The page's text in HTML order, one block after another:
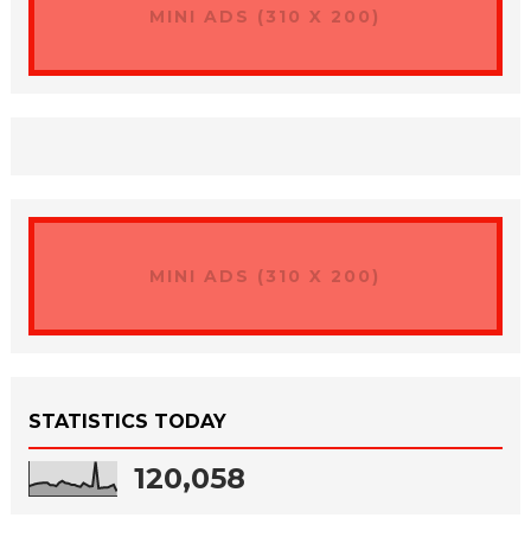
MINI ADS (310 X 200)
MINI ADS (310 X 200)
STATISTICS TODAY
120,058